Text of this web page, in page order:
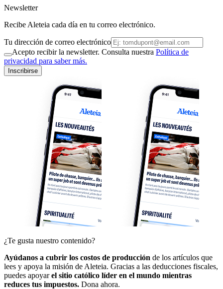
Newsletter
Recibe Aleteia cada día en tu correo electrónico.
Tu dirección de correo electrónico
Acepto recibir la newsletter. Consulta nuestra Política de
privacidad para saber más.
Inscribirse
¿Te gusta nuestro contenido?
Ayúdanos a cubrir los costos de producción de los artículos que
lees y apoya la misión de Aleteia. Gracias a las deducciones fiscales,
puedes apoyarel sitio católico líder en el mundo mientras
reduces tus impuestos. Dona ahora.